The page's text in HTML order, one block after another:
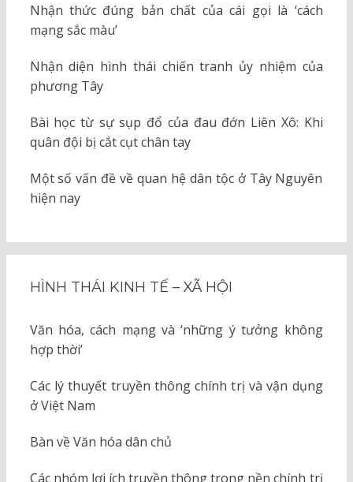
Nhận thức đúng bản chất của cái gọi là ‘cách
mạng sắc màu’
Nhận diện hình thái chiến tranh ủy nhiệm của
phương Tây
Bài học từ sự sụp đổ của đau đớn Liên Xô: Khi
quân đội bị cắt cụt chân tay
Một số vấn đề về quan hệ dân tộc ở Tây Nguyên
hiện nay
HÌNH THÁI KINH TẾ – XÃ HỘI
Văn hóa, cách mạng và ‘những ý tưởng không
hợp thời’
Các lý thuyết truyền thông chính trị và vận dụng
ở Việt Nam
Bàn về Văn hóa dân chủ
Các nhóm lợi ích truyền thông trong nền chính trị